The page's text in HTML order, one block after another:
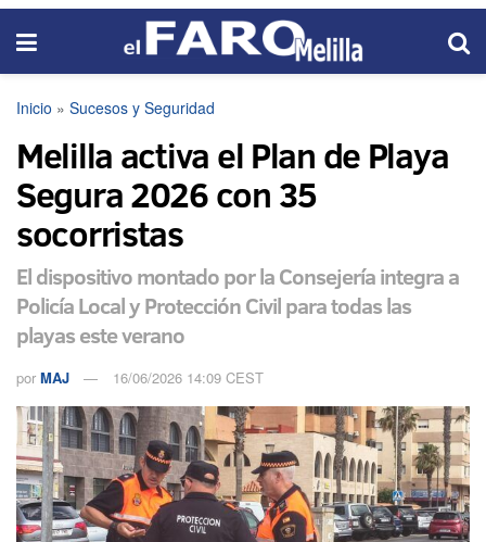
Inicio » Sucesos y Seguridad
Melilla activa el Plan de Playa
Segura 2026 con 35
socorristas
El dispositivo montado por la Consejería integra a
Policía Local y Protección Civil para todas las
playas este verano
por MAJ 16/06/2026 14:09 CEST